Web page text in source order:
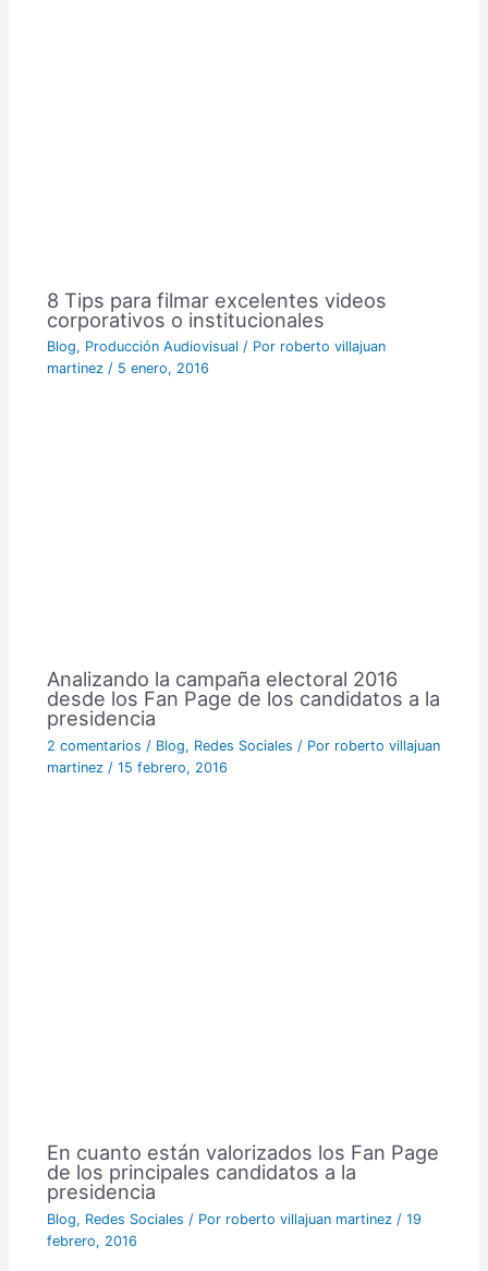
8 Tips para filmar excelentes videos
corporativos o institucionales
Blog, Producción Audiovisual / Por roberto villajuan
martinez / 5 enero, 2016
Analizando la campaña electoral 2016
desde los Fan Page de los candidatos a la
presidencia
2 comentarios / Blog, Redes Sociales / Por roberto villajuan
martinez / 15 febrero, 2016
En cuanto están valorizados los Fan Page
de los principales candidatos a la
presidencia
Blog, Redes Sociales / Por roberto villajuan martinez / 19
febrero, 2016